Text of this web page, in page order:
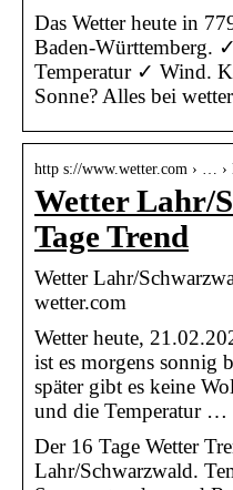
Das Wetter heute in
Baden-Württemberg.
Temperatur ✓ Wind.
Sonne? Alles bei
http s://www.wetter.com › … ›
Wetter Lahr/
Tage Trend
Wetter Lahr/
wetter.com
Wetter heute,
ist es morgens sonnig
später gibt es keine
und die Temperatur …
Der 16 Tage Wetter
Lahr/Schwarzwald.